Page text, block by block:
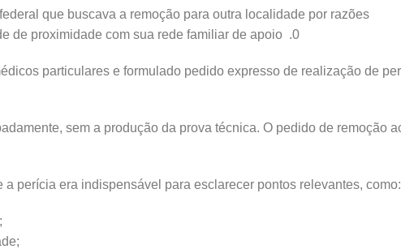
que buscava a remoção para outra localidade por razões
de proximidade com sua rede familiar de apoio .0
particulares e formulado pedido expresso de realização de
sem a produção da prova técnica. O pedido de remoção
perícia era indispensável para esclarecer pontos relevantes, como: